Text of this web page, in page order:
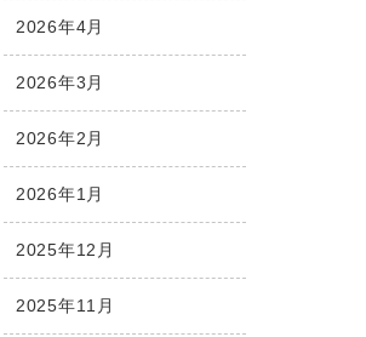
2026年4月
2026年3月
2026年2月
2026年1月
2025年12月
2025年11月